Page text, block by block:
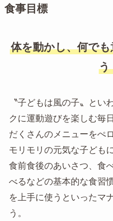
食事目標
体を動かし、何で
う
〝子どもは風の子〟とい
クに運動遊びを楽しむ毎
だくさんのメニューをぺ
モリモリの元気な子ども
食前食後のあいさつ、食
べるなどの基本的な食習
を上手に使うといったマ
う。